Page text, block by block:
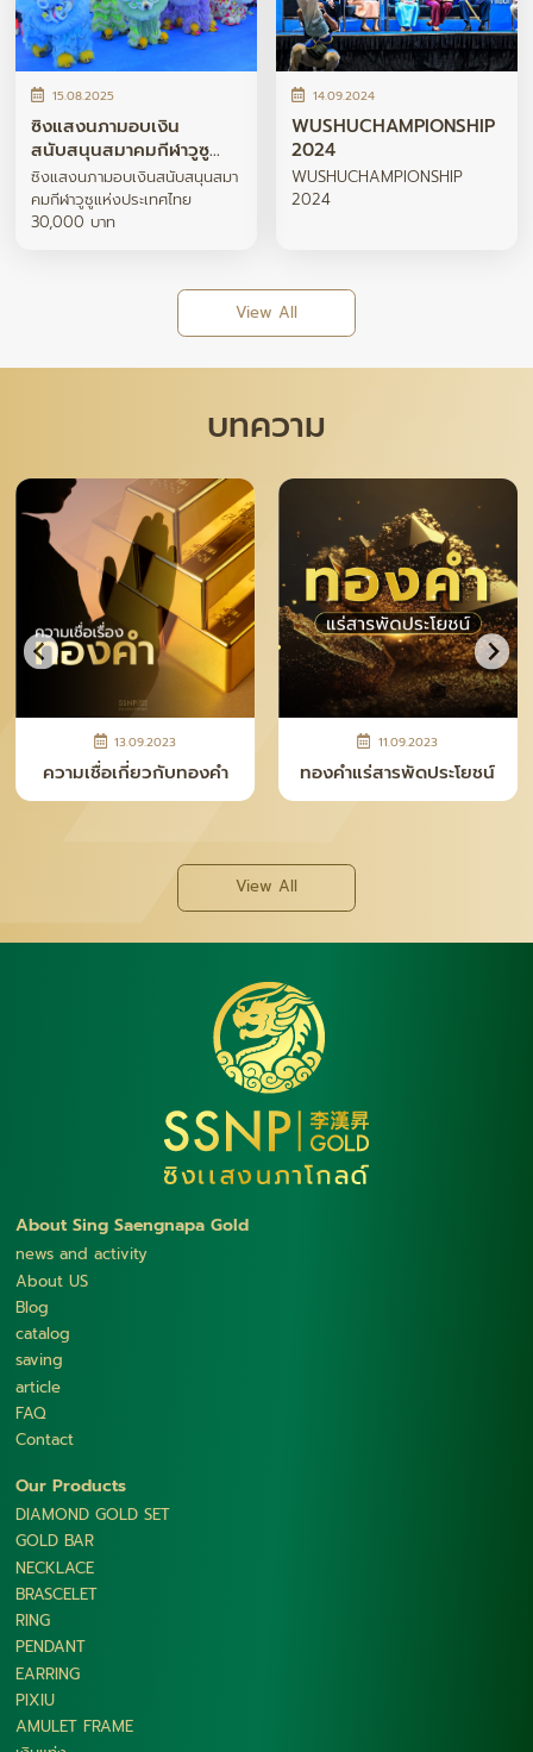
15.08.2025
ซิงแสงนภามอบเงิน
สนับสนุนสมาคมกีฬาวูซู
แห่งประเทศไทย 30,000
บาท
ซิงแสงนภามอบเงินสนับสนุนสมา
คมกีฬาวูซูแห่งประเทศไทย
30,000 บาท
14.09.2024
WUSHUCHAMPIONSHIP
2024
WUSHUCHAMPIONSHIP
2024
View All
บทความ
13.09.2023
ความเชื่อเกี่ยวกับทองคำ
11.09.2023
ทองคำแร่สารพัดประโยชน์
View All
About Sing Saengnapa Gold
news and activity
About US
Blog
catalog
saving
article
FAQ
Contact
Our Products
DIAMOND GOLD SET
GOLD BAR
NECKLACE
BRASCELET
RING
PENDANT
EARRING
PIXIU
AMULET FRAME